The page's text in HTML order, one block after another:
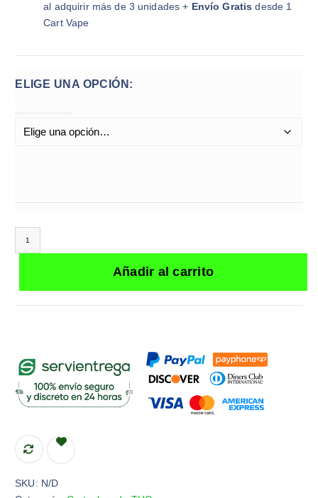
al adquirir más de 3 unidades + Envío Gratis desde 1
Cart Vape
ELIGE UNA OPCIÓN:
Añadir al carrito
SKU: N/D